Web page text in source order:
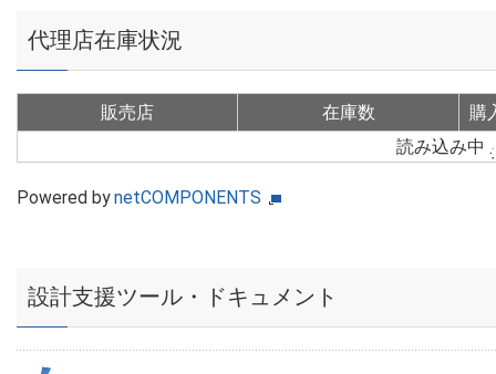
代理店在庫状況
販売店 在庫数
購
読み込み中
Powered bynetCOMPONENTS
設計支援ツール・ドキュメント